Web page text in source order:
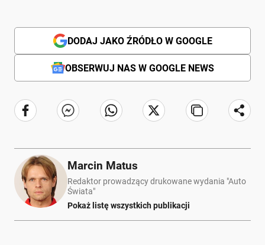
DODAJ JAKO ŹRÓDŁO W GOOGLE
OBSERWUJ NAS W GOOGLE NEWS
Marcin Matus
Redaktor prowadzący drukowane wydania "Auto
Świata"
Pokaż listę wszystkich publikacji